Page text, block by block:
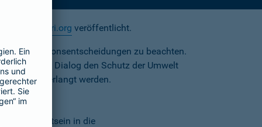
www.unpri.org veröffentlicht.
Investitionsentscheidungen zu beachten.
im Dialog den Schutz der Umwelt
verlangt werden.
in die